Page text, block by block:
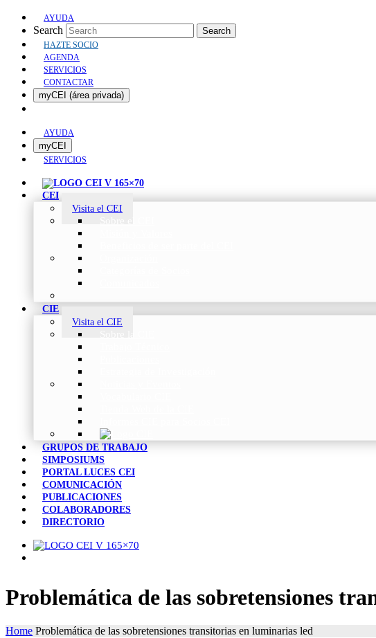
AYUDA
Search Search
HAZTE SOCIO
AGENDA
SERVICIOS
CONTACTAR
myCEI (área privada)
AYUDA
myCEI
SERVICIOS
CEI
Visita el CEI
CIE
Visita el CIE
GRUPOS DE TRABAJO
SIMPOSIUMS
PORTAL LUCES CEI
COMUNICACIÓN
PUBLICACIONES
COLABORADORES
DIRECTORIO
Problemática de las sobretensiones
Home Problemática de las sobretensiones transitorias en luminarias led